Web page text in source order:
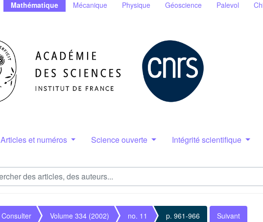
Mathématique Mécanique Physique Géoscience Palevol
Articles et numéros Science ouverte Intégrité scientifique
Consulter Volume 334 (2002) no. 11 p. 961-966 Suivant